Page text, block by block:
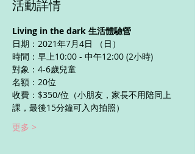
活動詳情
Living in the dark 生活體驗營
日期：2021年7月4日 （日）
時間：早上10:00 - 中午12:00 (2小時)
對象：4-6歲兒童
名額：20位
收費：$350/位（小朋友，家長不用陪同上
課，最後15分鐘可入內拍照）
更多 >